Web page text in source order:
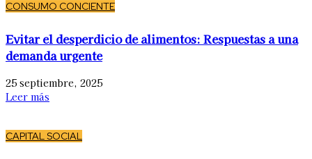
CONSUMO CONCIENTE
Evitar el desperdicio de alimentos: Respuestas a una
demanda urgente
25 septiembre, 2025
Leer más
CAPITAL SOCIAL